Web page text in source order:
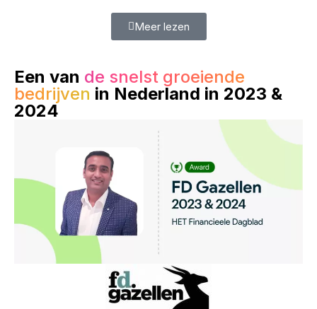
Meer lezen
Een van de snelst groeiende
bedrijven in Nederland in 2023 &
2024